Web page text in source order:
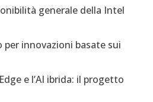
generale della Intel
innovazioni basate sui
e l’AI ibrida: il progetto